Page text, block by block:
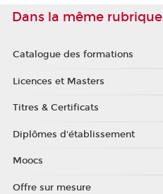
Dans la même rubrique
Catalogue des formations
Licences et Masters
Titres & Certificats
Diplômes d'établissement
Moocs
Offre sur mesure